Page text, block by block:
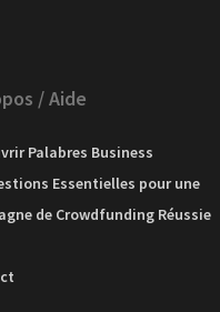
/ Aide
Palabres Business
Essentielles pour une
de Crowdfunding Réussie